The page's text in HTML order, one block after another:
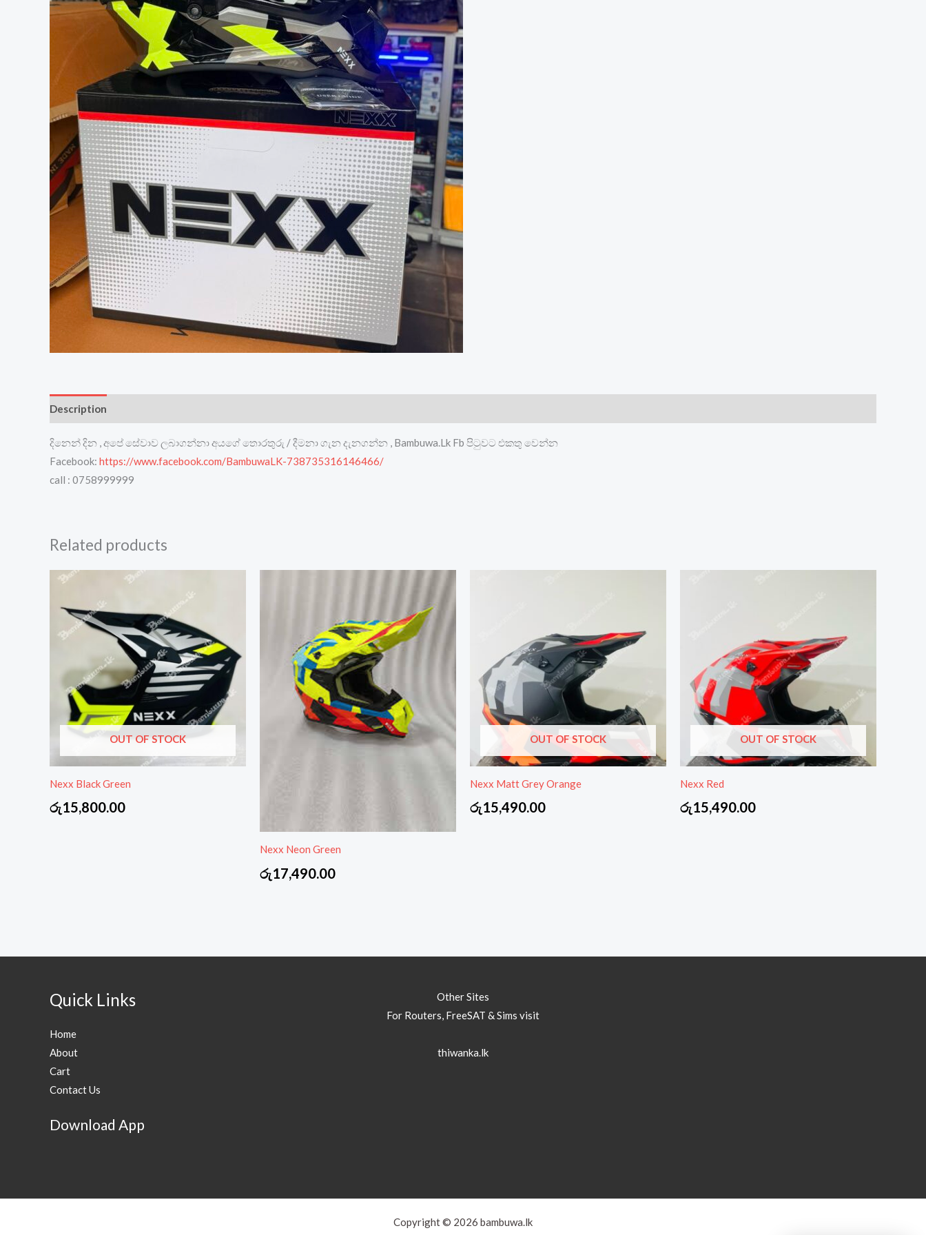
Description
දිනෙන් දින , අපේ සේවාව ලබාගන්නා අයගේ තොරතුරු / දීමනා ගැන දැනගන්න , Bambuwa.Lk Fb පිටුවට එකතු වෙන්න
Facebook: https://www.facebook.com/BambuwaLK-738735316146466/
call : 0758999999
Related products
OUT OF STOCK
Nexx Black Green
රු15,800.00
Nexx Neon Green
රු17,490.00
OUT OF STOCK
Nexx Matt Grey Orange
රු15,490.00
OUT OF STOCK
Nexx Red
රු15,490.00
Quick Links
Home
About
Cart
Contact Us
Download App
Other Sites
For Routers, FreeSAT & Sims visit
thiwanka.lk
Copyright © 2026 bambuwa.lk